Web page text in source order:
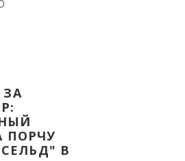
с целью -
Российской